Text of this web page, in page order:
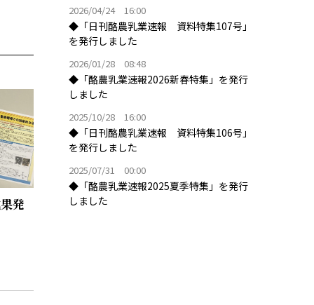
発
2026/04/24 16:00
◆「日刊酪農乳業速報 資料特集107号」
を発行しました
2026/01/28 08:48
◆「酪農乳業速報2026新春特集」を発行
しました
2025/10/28 16:00
◆「日刊酪農乳業速報 資料特集106号」
を発行しました
2025/07/31 00:00
◆「酪農乳業速報2025夏季特集」を発行
しました